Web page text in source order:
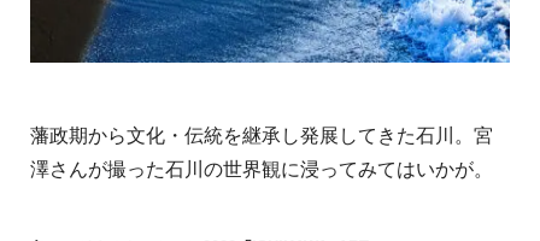
藩政期から文化・伝統を継承し発展してきた石川。宮
澤さんが撮った石川の世界観に浸ってみてはいかが。